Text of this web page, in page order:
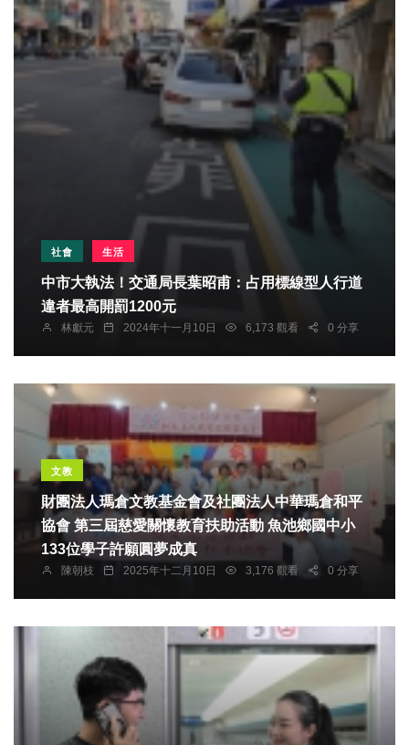
社會 生活
中市大執法！交通局長葉昭甫：占用標線型人行道
違者最高開罰1200元
林獻元 2024年十一月10日 6,173 觀看 0 分享
文教
財團法人瑪倉文教基金會及社團法人中華瑪倉和平
協會 第三屆慈愛關懷教育扶助活動 魚池鄉國中小
133位學子許願圓夢成真
陳朝枝 2025年十二月10日 3,176 觀看 0 分享